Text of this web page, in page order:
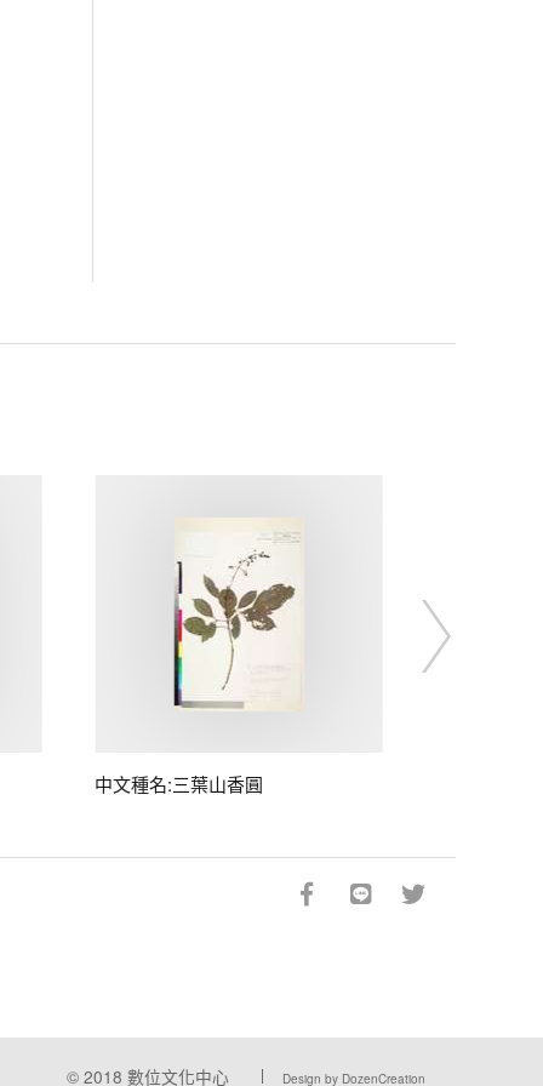
中文種名:三葉山香圓
© 2018 數位文化中心 Design by DozenCreation